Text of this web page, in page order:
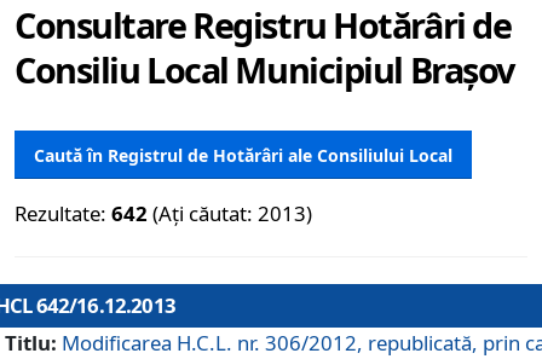
Consultare Registru Hotărâri de
Consiliu Local Municipiul Brașov
Caută în Registrul de Hotărâri ale Consiliului Local
Rezultate: 642 (Ați căutat: 2013)
642/16.12.2013
Titlu: Modificarea H.C.L. nr. 306/2012, republicată, prin